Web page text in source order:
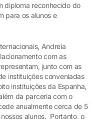
diploma reconhecido do
para os alunos e
Andreia
com as
junto com as
instituições conveniadas
instituições da Espanha,
da parceria com o
anualmente cerca de 5
alunos. Portanto, o